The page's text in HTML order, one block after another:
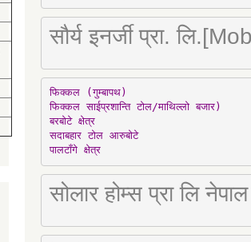
सौर्य इनर्जी प्रा.
फिक्कल (गुम्बापथ)
फिक्कल साईप्रशान्ति टोल/माथिल्लो बजार)
बरबोटे क्षेत्र
सदाबहार टोल आरुबोटे
पालटाँगे क्षेत्र
सोलार होम्स प्रा लि